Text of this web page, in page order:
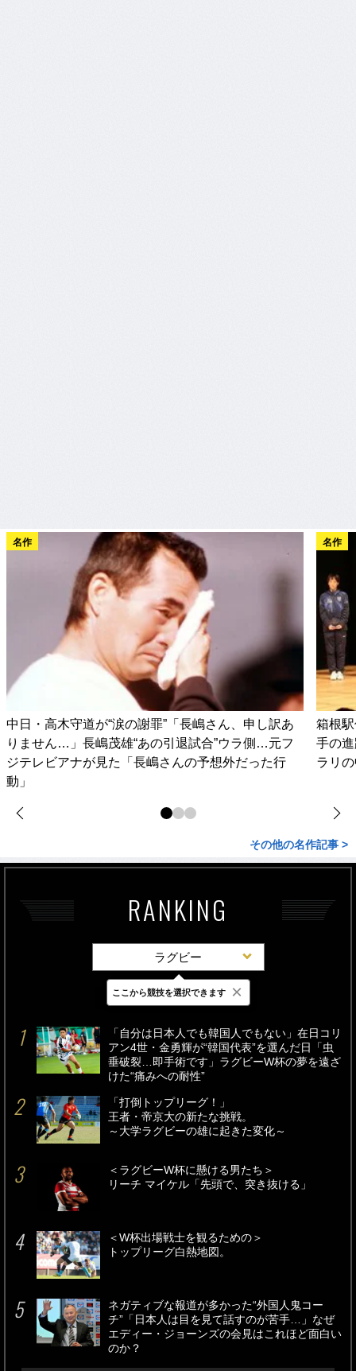
名作
中日・高木守道が“涙の謝罪”「長嶋さん、申し訳あ
りません…」長嶋茂雄“あの引退試合”ウラ側…元フ
ジテレビアナが見た「長嶋さんの予想外だった行
動」
名作
箱根
手の
ラリ
その他の名作記事 >
RANKING
ラグビー
最新 24時間 週間
「自分は日本人でも韓国人でもない」在日コリ
アン4世・金勇輝が“韓国代表”を選んだ日「虫
垂破裂…即手術です」ラグビーW杯の夢を遠ざ
けた“痛みへの耐性”
「打倒トップリーグ！」
王者・帝京大の新たな挑戦。
～大学ラグビーの雄に起きた変化～
＜ラグビーW杯に懸ける男たち＞
リーチ マイケル「先頭で、突き抜ける」
＜W杯出場戦士を観るための＞
トップリーグ白熱地図。
ネガティブな報道が多かった“外国人鬼コー
チ”「日本人は目を見て話すのが苦手…」なぜ
エディー・ジョーンズの会見はこれほど面白い
のか？
ここから競技を選択できます ×